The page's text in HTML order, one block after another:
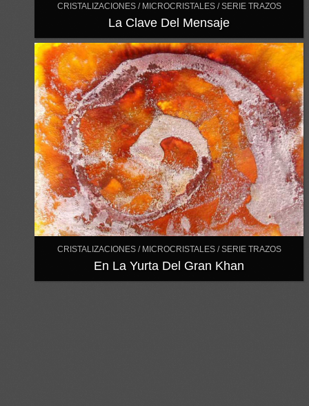
CRISTALIZACIONES / MICROCRISTALES / SERIE TRAZOS
La Clave Del Mensaje
CRISTALIZACIONES / MICROCRISTALES / SERIE TRAZOS
En La Yurta Del Gran Khan